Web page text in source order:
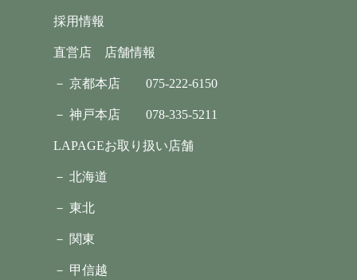
採用情報
直営店 店舗情報
－ 京都本店075-222-6150
－ 神戸本店078-335-5211
LAPAGEお取り扱い店舗
－ 北海道
－ 東北
－ 関東
－ 甲信越